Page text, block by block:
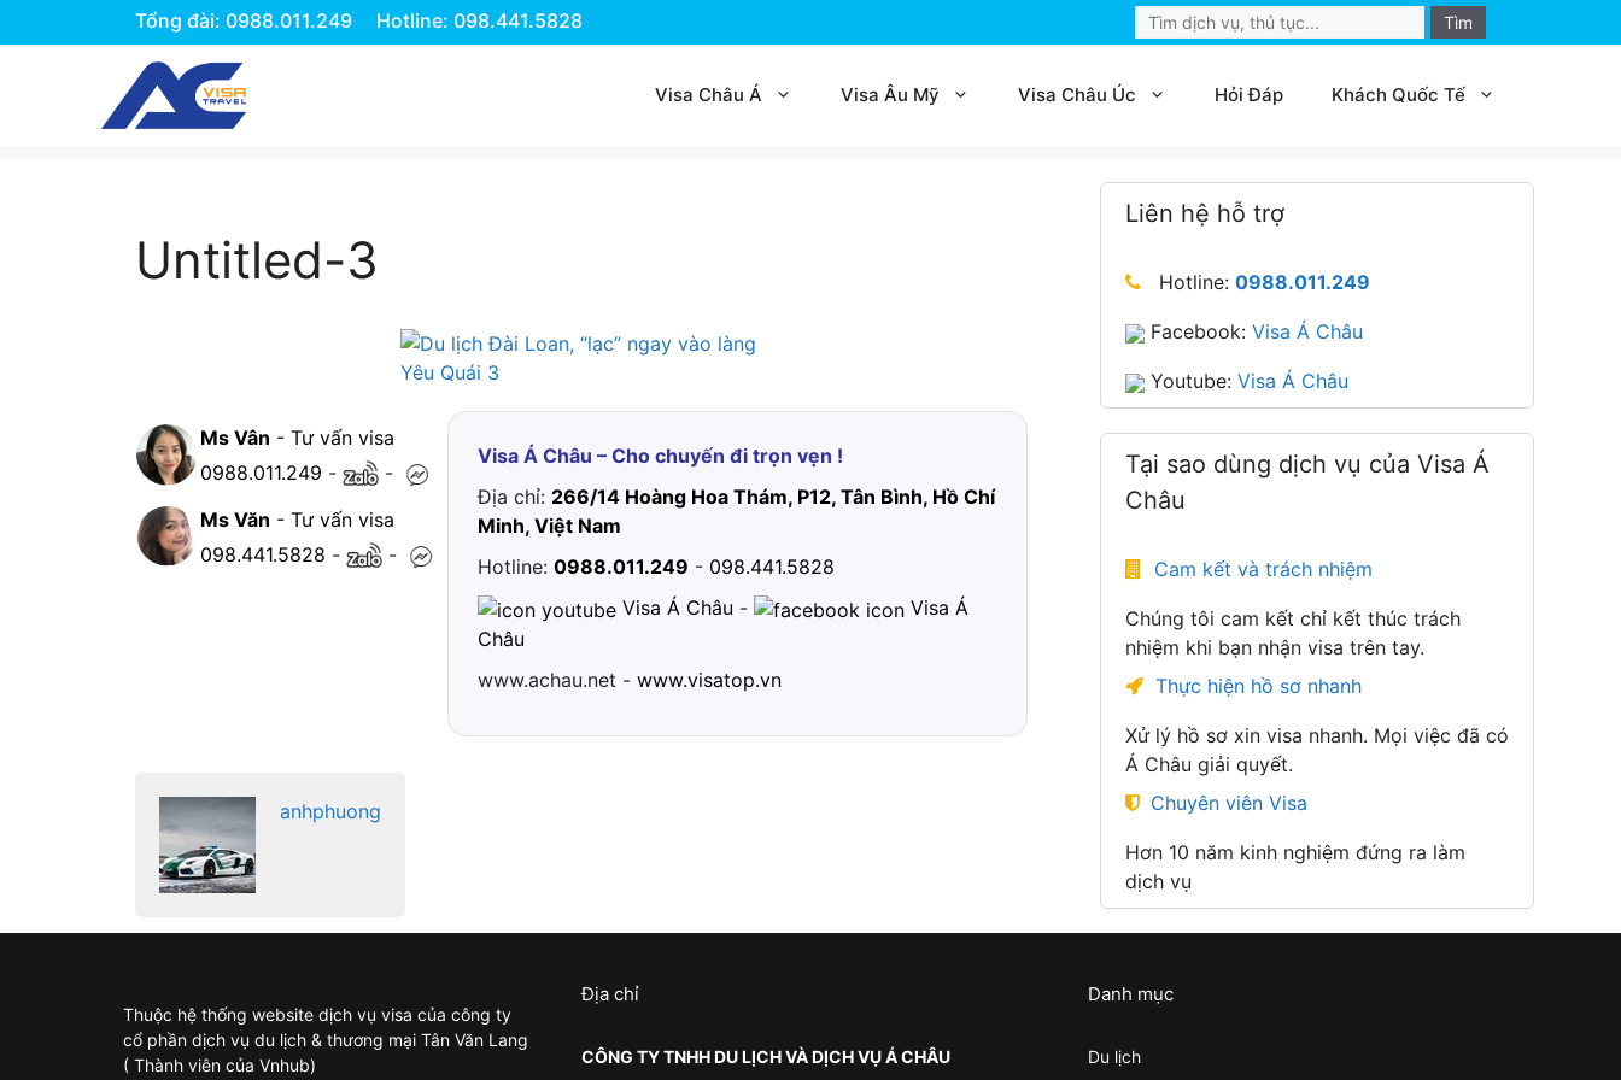
Tổng đài: 0988.011.249 Hotline: 098.441.5828
Search
for:
Visa Châu Á Visa Âu Mỹ Visa Châu Úc Hỏi Đáp Khách Quốc Tế
Untitled-3
Ms Vân - Tư vấn visa
0988.011.249 -
-
Ms Văn - Tư vấn visa
098.441.5828 - -
Visa Á Châu – Cho chuyến đi trọn vẹn !
Địa chỉ: 266/14 Hoàng Hoa Thám, P12, Tân Bình, Hồ Chí
Minh, Việt Nam
Hotline: 0988.011.249 - 098.441.5828
Visa Á Châu -
Visa Á
Châu
www.achau.net - www.visatop.vn
anhphuong
Liên hệ hỗ trợ
Hotline: 0988.011.249
Facebook: Visa Á Châu
Youtube: Visa Á Châu
Tại sao dùng dịch vụ của Visa Á
Châu
Cam kết và trách nhiệm
Chúng tôi cam kết chỉ kết thúc trách
nhiệm khi bạn nhận visa trên tay.
Thực hiện hồ sơ nhanh
Xử lý hồ sơ xin visa nhanh. Mọi việc đã có
Á Châu giải quyết.
Chuyên viên Visa
Hơn 10 năm kinh nghiệm đứng ra làm
dịch vụ
Thuộc hệ thống website dịch vụ visa của công ty
cổ phần dịch vụ du lịch & thương mại Tân Văn Lang
( Thành viên của Vnhub)
Địa chỉ
CÔNG TY TNHH DU LỊCH VÀ DỊCH VỤ Á CHÂU
Danh mục
Du lịch